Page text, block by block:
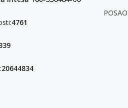
4761
20644834
POSAO